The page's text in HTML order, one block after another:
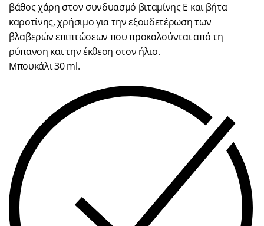
βάθος χάρη στον συνδυασμό βιταμίνης Ε και βήτα
καροτίνης, χρήσιμο για την εξουδετέρωση των
βλαβερών επιπτώσεων που προκαλούνται από τη
ρύπανση και την έκθεση στον ήλιο.
Μπουκάλι 30 ml.